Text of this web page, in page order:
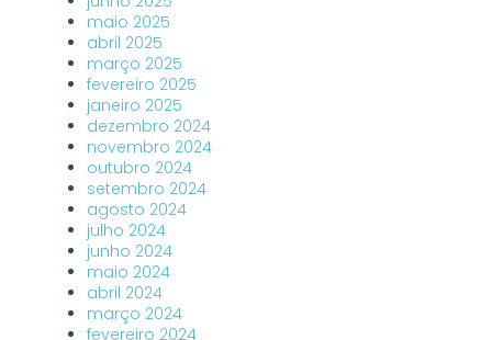
maio 2025
abril 2025
março 2025
fevereiro 2025
janeiro 2025
dezembro 2024
novembro 2024
outubro 2024
setembro 2024
agosto 2024
julho 2024
junho 2024
maio 2024
abril 2024
março 2024
fevereiro 2024